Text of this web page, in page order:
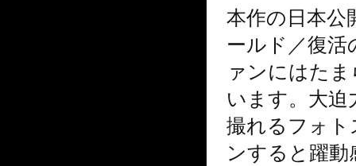
本作の日本
ールド／復活
ァンにはた
います。大
撮れるフォト
ンすると躍